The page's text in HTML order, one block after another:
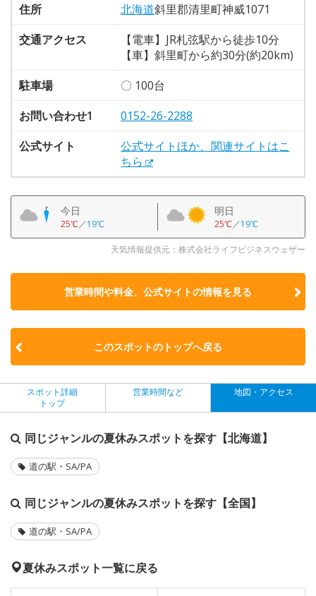
住所 北海道斜里郡清里町神威1071
交通アクセス
【電車】JR札弦駅から徒歩10分
【車】斜里町から約30分(約20km)
駐車場
〇 100台
お問い合わせ1
0152-26-2288
公式サイト
公式サイトほか、関連サイトはこ
ちら
今日
25℃／19℃
明日
25℃／19℃
天気情報提供元：株式会社ライフビジネスウェザー
営業時間や料金、公式サイトの情報を見る
このスポットのトップへ戻る
スポット詳細
トップ
営業時間など 地図・アクセス
同じジャンルの夏休みスポットを探す【北海道】
道の駅・SA/PA
同じジャンルの夏休みスポットを探す【全国】
道の駅・SA/PA
夏休みスポット一覧に戻る